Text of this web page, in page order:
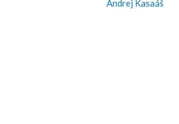
Andrej Kasaáš